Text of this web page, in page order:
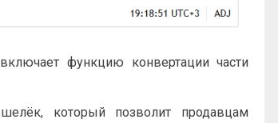
функцию конвертации части
который позволит продавцам